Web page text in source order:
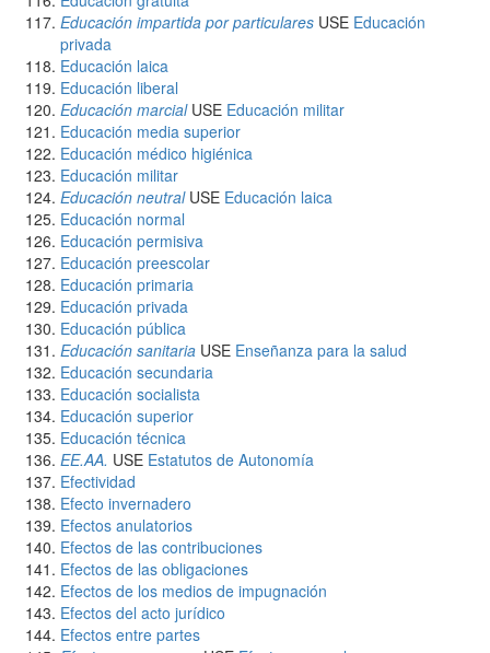
Educación impartida por particulares USE Educación
privada
Educación laica
Educación liberal
Educación marcialUSE Educación militar
Educación media superior
Educación médico higiénica
Educación militar
Educación neutralUSE Educación laica
Educación normal
Educación permisiva
Educación preescolar
Educación primaria
Educación privada
Educación pública
Educación sanitaria USE Enseñanza para la salud
Educación secundaria
Educación socialista
Educación superior
Educación técnica
EE.AA. USE Estatutos de Autonomía
Efectividad
Efecto invernadero
Efectos anulatorios
Efectos de las contribuciones
Efectos de las obligaciones
Efectos de los medios de impugnación
Efectos del acto jurídico
Efectos entre partes